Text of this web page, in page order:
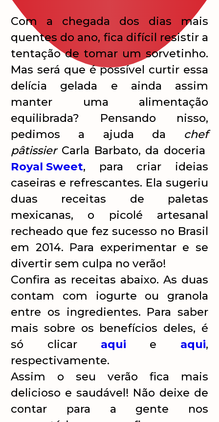
Com a chegada dos dias mais
quentes do ano, fica difícil resistir a
tentação de tomar um sorvetinho.
Mas será que é possível curtir essa
delícia gelada e ainda assim
manter uma alimentação
equilibrada? Pensando nisso,
pedimos a ajuda da chef
pâtissierCarla Barbato, da doceria
Royal Sweet, para criar ideias
caseiras e refrescantes. Ela sugeriu
duas receitas de paletas
mexicanas, o picolé artesanal
recheado que fez sucesso no Brasil
em 2014. Para experimentar e se
divertir sem culpa no verão!
Confira as receitas abaixo. As duas
contam com iogurte ou granola
entre os ingredientes. Para saber
mais sobre os benefícios deles, é
só clicar aqui e aqui,
respectivamente.
Assim o seu verão fica mais
delicioso e saudável! Não deixe de
contar para a gente nos